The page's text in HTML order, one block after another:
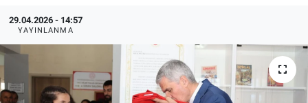
29.04.2026 - 14:57
YAYINLANMA
Sağlık
TEKNOLOJİ
Haber Arşivi